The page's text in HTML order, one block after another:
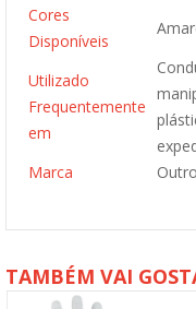
Cores
Disponíveis
Utilizado
Frequentemente
em
Marca
TAMBÉM VAI